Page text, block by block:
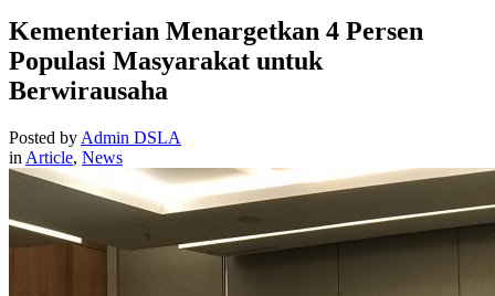
Kementerian Menargetkan 4 Persen
Populasi Masyarakat untuk
Berwirausaha
Posted by Admin DSLA
in Article, News